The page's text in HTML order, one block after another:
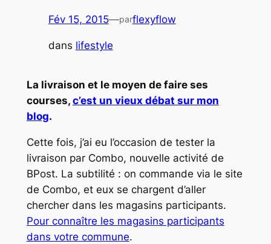
Fév 15, 2015—parflexyflow
dans lifestyle
La livraison et le moyen de faire ses
courses, c’est un vieux débat sur mon
blog.
Cette fois, j’ai eu l’occasion de tester la
livraison par Combo, nouvelle activité de
BPost. La subtilité : on commande via le site
de Combo, et eux se chargent d’aller
chercher dans les magasins participants.
Pour connaître les magasins participants
dans votre commune.